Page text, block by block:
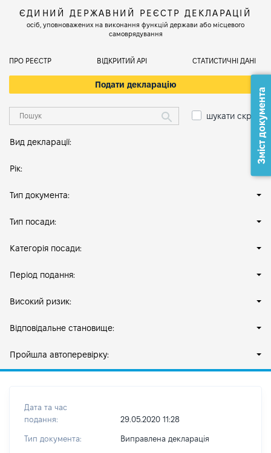
ЄДИНИЙ ДЕРЖАВНИЙ РЕЄСТР ДЕКЛАРАЦІЙ
осіб, уповноважених на виконання функцій держави або місцевого
самоврядування
ПРО РЕЄСТР ВІДКРИТИЙ АРІ СТАТИСТИЧНІ ДАНІ
Подати декларацію
шукати скрізь
Вид декларації:
Рік:
Тип документа:
Тип посади:
Категорія посади:
Період подання:
Високий ризик:
Відповідальне становище:
Пройшла автоперевірку:
Дата та час
подання:
29.05.2020 11:28
Тип документа: Виправлена декларація
Зміст документа